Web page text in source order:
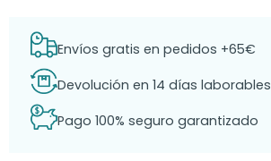
Envíos gratis en pedidos +65€
Devolución en 14 días laborables
Pago 100% seguro garantizado